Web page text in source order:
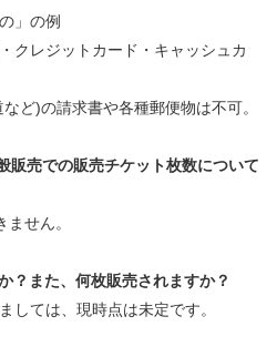
」の例
クレジットカード・キャッシュカ
ど)の請求書や各種郵便物は不可。
販売での販売チケット枚数について
せん。
？また、何枚販売されますか？
しては、現時点は未定です。